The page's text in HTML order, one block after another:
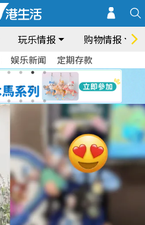
玩乐情报 购物情报
娱乐新闻 定期存款